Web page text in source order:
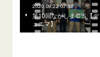
2020.09.22 07:30
第10回ながしまＣＳ【デ
ュエマ】